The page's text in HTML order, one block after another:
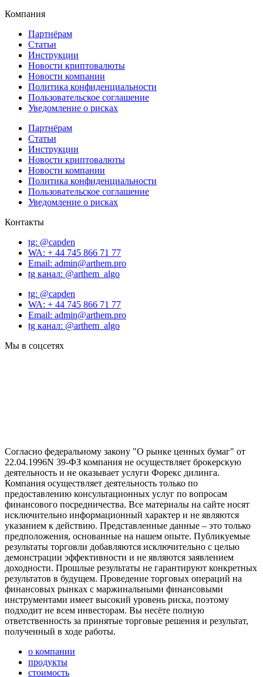
Компания
Партнёрам
Статьи
Инструкции
Новости криптовалюты
Новости компании
Политика конфиденциальности
Пользовательское соглашение
Уведомление о рисках
Партнёрам
Статьи
Инструкции
Новости криптовалюты
Новости компании
Политика конфиденциальности
Пользовательское соглашение
Уведомление о рисках
Контакты
tg: @capden
WA: + 44 745 866 71 77
Email: admin@arthem.pro
tg канал: @arthem_algo
tg: @capden
WA: + 44 745 866 71 77
Email: admin@arthem.pro
tg канал: @arthem_algo
Мы в соцсетях
Согласно федеральному закону "О рынке ценных бумаг" от
22.04.1996N 39-ФЗ компания не осуществляет брокерскую
деятельность и не оказывает услуги Форекс дилинга.
Компания осуществляет деятельность только по
предоставлению консультационных услуг по вопросам
финансового посредничества. Все материалы на сайте носят
исключительно информационный характер и не являются
указанием к действию. Представленные данные – это только
предположения, основанные на нашем опыте. Публикуемые
результаты торговли добавляются исключительно с целью
демонстрации эффективности и не являются заявлением
доходности. Прошлые результаты не гарантируют конкретных
результатов в будущем. Проведение торговых операций на
финансовых рынках с маржинальными финансовыми
инструментами имеет высокий уровень риска, поэтому
подходит не всем инвесторам. Вы несёте полную
ответственность за принятые торговые решения и результат,
полученный в ходе работы.
о компании
продукты
стоимость